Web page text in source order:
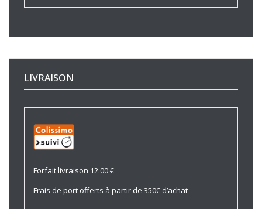
LIVRAISON
Forfait livraison 12.00 €
Frais de port offerts à partir de 350€ d’achat